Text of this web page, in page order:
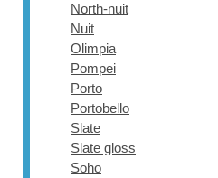
North-nuit
Nuit
Olimpia
Pompei
Porto
Portobello
Slate
Slate gloss
Soho